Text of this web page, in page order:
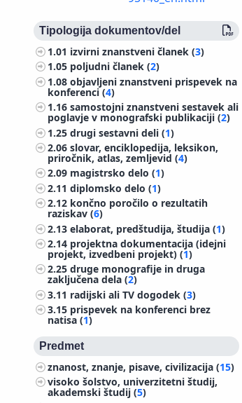
Tipologija dokumentov/del
1.01 izvirni znanstveni članek (3)
1.05 poljudni članek (2)
1.08objavljeni znanstveni prispevek na
konferenci (4)
1.16samostojni znanstveni sestavek ali
poglavje v monografski publikaciji (2)
1.25drugi sestavni deli (1)
2.06slovar, enciklopedija, leksikon,
priročnik, atlas, zemljevid (4)
2.09 magistrsko delo (1)
2.11diplomsko delo (1)
2.12 končno poročilo o rezultatih
raziskav (6)
2.13elaborat, predštudija, študija (1)
2.14 projektna dokumentacija (idejni
projekt, izvedbeni projekt) (1)
2.25druge monografije in druga
zaključena dela (2)
3.11 radijski ali TV dogodek (3)
3.15 prispevek na konferenci brez
natisa (1)
Predmet
znanost, znanje, pisave, civilizacija (15)
visoko šolstvo, univerzitetni študij,
akademski študij (5)